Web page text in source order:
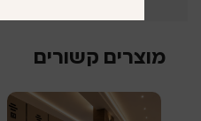
מוצרים קשורים